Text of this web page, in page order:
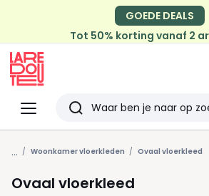
GOEDE DEALS
Tot 50% korting vanaf 2
Menu
Redoute
Zoeken
Laatst
bekeken
... Woonkamer vloerkleden Ovaal vloerkleed
Ovaal vloerkleed